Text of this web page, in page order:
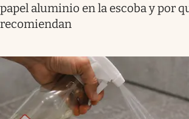
papel aluminio en la escoba y por
recomiendan